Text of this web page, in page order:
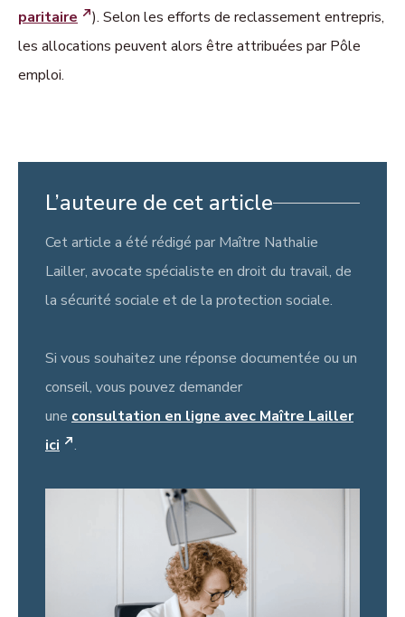
paritaire
). Selon les efforts de reclassement entrepris,
les allocations peuvent alors être attribuées par Pôle
emploi.
L’auteure de cet article
Cet article a été rédigé par Maître Nathalie
Lailler, avocate spécialiste en droit du travail, de
la sécurité sociale et de la protection sociale.
Si vous souhaitez une réponse documentée ou un
conseil, vous pouvez demander
une consultation en ligne avec Maître Lailler
ici
.